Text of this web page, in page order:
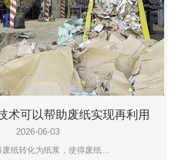
术可以帮助废纸实现再利用
2026-06-03
纸转化为纸浆，使得废纸…